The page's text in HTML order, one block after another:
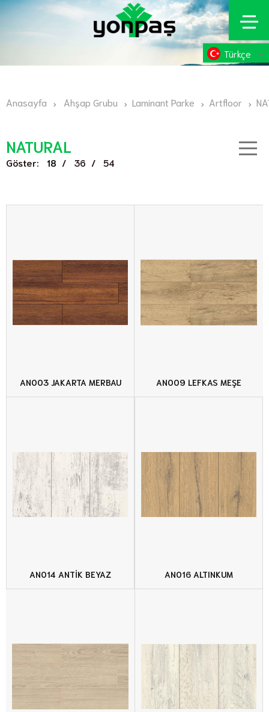
Türkçe
Anasayfa Ahşap Grubu Laminant Parke Artfloor
NATURAL
Göster: 18 / 36 / 54
AN003 JAKARTA MERBAU AN009 LEFKAS MEŞE
AN014 ANTİK BEYAZ AN016 ALTINKUM